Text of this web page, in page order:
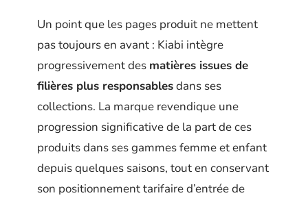
Un point que les pages produit ne mettent
pas toujours en avant : Kiabi intègre
progressivement des matières issues de
filières plus responsablesdans ses
collections. La marque revendique une
progression significative de la part de ces
produits dans ses gammes femme et enfant
depuis quelques saisons, tout en conservant
son positionnement tarifaire d’entrée de